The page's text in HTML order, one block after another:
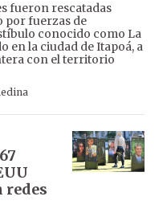
fueron rescatadas
por fuerzas de
conocido como La
en la ciudad de Itapoá, a
con el territorio
redes